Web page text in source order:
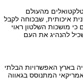
מהעולם
איכותית, שבכוחה לקבל
מושכות השלטון ראוי
להנהיג את העם
בארץ האפשרויות הבלתי
המתנוסס בגאווה